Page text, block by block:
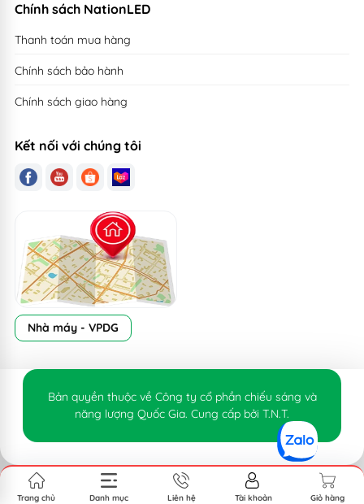
Chính sách NationLED
Thanh toán mua hàng
Chính sách bảo hành
Chính sách giao hàng
Kết nối với chúng tôi
Nhà máy - VPDG
Bản quyền thuộc về Công ty cổ phần chiếu sáng và
năng lượng Quốc Gia. Cung cấp bởi T.N.T.
Trang chủ Danh mục Liên hệ Tài khoản Giỏ hàng